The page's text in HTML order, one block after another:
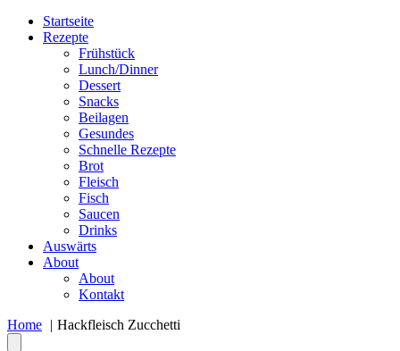
Startseite
Rezepte
Frühstück
Lunch/Dinner
Dessert
Snacks
Beilagen
Gesundes
Schnelle Rezepte
Brot
Fleisch
Fisch
Saucen
Drinks
Auswärts
About
About
Kontakt
Home
Hackfleisch Zucchetti